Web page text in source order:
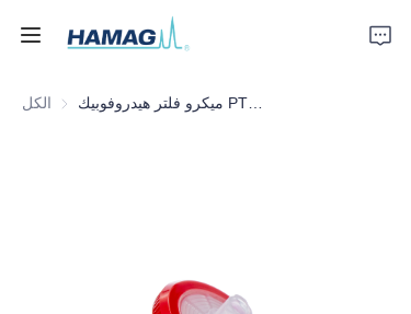
الكل
الرئيسية